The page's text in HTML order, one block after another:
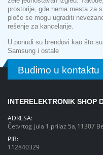
prostorije, gde nema mesta za
ploče se mogu ugraditi
rešenje za kancelarije.
U ponudi su brendovi kao što
Samsung i ostale
Budimo u kontaktu
INTERELEKTRONIK SHOP
ADRESA:
Četvrtog jula 1 prilaz 5a,11307
PIB:
112840329